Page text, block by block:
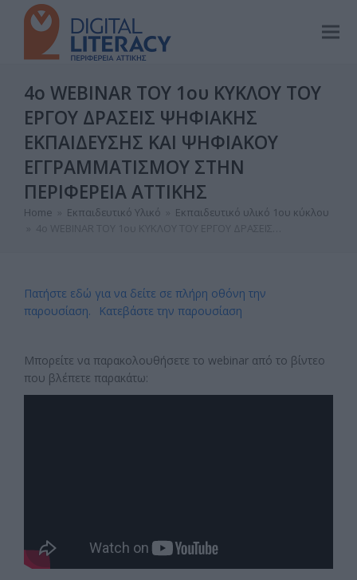
4ο WEBINAR ΤΟΥ 1ου ΚΥΚΛΟΥ ΤΟΥ
ΕΡΓΟΥ ΔΡΑΣΕΙΣ ΨΗΦΙΑΚΗΣ
ΕΚΠΑΙΔΕΥΣΗΣ ΚΑΙ ΨΗΦΙΑΚΟΥ
ΕΓΓΡΑΜΜΑΤΙΣΜΟΥ ΣΤΗΝ
ΠΕΡΙΦΕΡΕΙΑ ΑΤΤΙΚΗΣ
Home Εκπαιδευτικό Υλικό
Εκπαιδευτικό υλικό 1ου κύκλου
Πατήστε εδώ για να δείτε σε πλήρη οθόνη την
παρουσίαση.
Κατεβάστε την παρουσίαση
Μπορείτε να παρακολουθήσετε το webinar από το βίντεο
που βλέπετε παρακάτω: